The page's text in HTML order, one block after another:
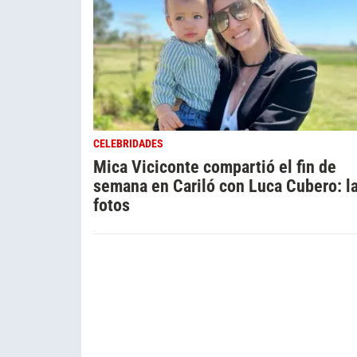
CELEBRIDADES
Mica Viciconte compartió el fin de
semana en Cariló con Luca Cubero:
fotos